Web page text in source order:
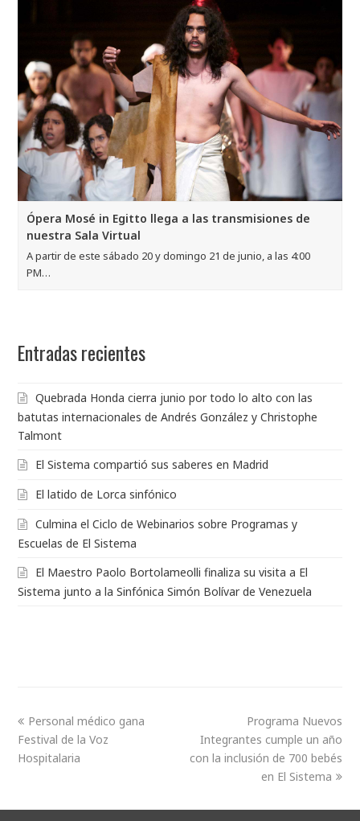
Ópera Mosé in Egitto llega a las transmisiones de
nuestra Sala Virtual
A partir de este sábado 20 y domingo 21 de junio, a las 4:00
PM…
Entradas recientes
Quebrada Honda cierra junio por todo lo alto con las
batutas internacionales de Andrés González y Christophe
Talmont
El Sistema compartió sus saberes en Madrid
El latido de Lorca sinfónico
Culmina el Ciclo de Webinarios sobre Programas y
Escuelas de El Sistema
El Maestro Paolo Bortolameolli finaliza su visita a El
Sistema junto a la Sinfónica Simón Bolívar de Venezuela
Personal médico gana
Festival de la Voz
Hospitalaria
Programa Nuevos
Integrantes cumple un año
con la inclusión de 700 bebés
en El Sistema